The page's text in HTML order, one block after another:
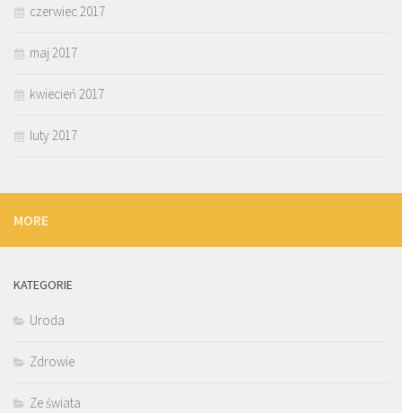
czerwiec 2017
maj 2017
kwiecień 2017
luty 2017
MORE
KATEGORIE
Uroda
Zdrowie
Ze świata